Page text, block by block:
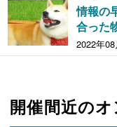
情報の
合った
2022年
開催間近の